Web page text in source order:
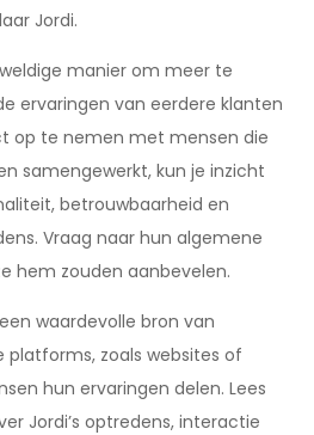
Jordi.
manier om meer te
ervaringen van eerdere klanten
op te nemen met mensen die
samengewerkt, kun je inzicht
betrouwbaarheid en
Vraag naar hun algemene
hem zouden aanbevelen.
waardevolle bron van
platforms, zoals websites of
hun ervaringen delen. Lees
Jordi’s optredens, interactie